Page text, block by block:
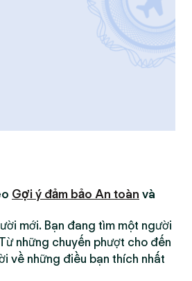
Gợi ý đảm bảo An toàn và
mới. Bạn đang tìm một người
những chuyến phượt cho đến
về những điều bạn thích nhất